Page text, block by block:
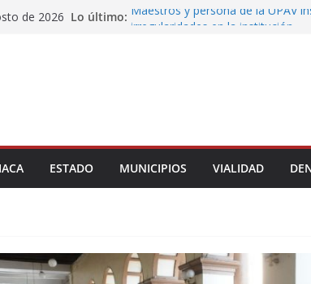
de 2026 Lo último: Maestros y persona de la UPAV
Impulsa Ayuntamiento de
en la niñez del municipio
ESTADO MUNICIPIOS VIALIDAD